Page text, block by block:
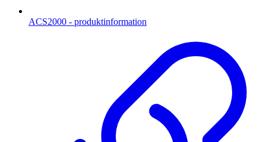
ACS2000 - produktinformation